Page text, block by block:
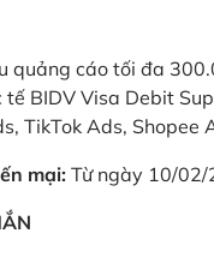
quảng cáo tối đa
tế BIDV Visa Debit
TikTok Ads,
mại: Từ ngày 10/